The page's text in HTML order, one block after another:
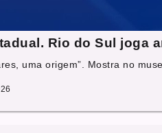
Rio do Sul joga
uma origem”. Mostra no